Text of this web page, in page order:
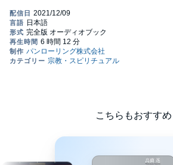
介。神道の特徴や神社のなりたち、参拝マ
いるようで知らない神社の基本を網羅。
読後に神社を参拝すれば、これまで気づか
きる。©2017 Shinto to Jinja no Rekishi
こちらもおすすめ